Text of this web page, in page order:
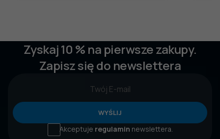
Zyskaj 10 % na pierwsze zakupy.
Zapisz się do newslettera
WYŚLIJ
Akceptuje regulamin newslettera.